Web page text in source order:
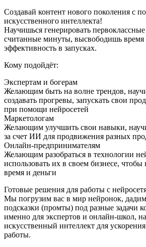
Создавай контент нового поколения с
искусственного интеллекта!
Научишься генерировать первоклассные
считанные минуты, высвободишь
эффективность в запусках.
Кому подойдёт:
Экспертам и богерам
Желающим быть на волне трендов,
создавать прогревы, запускать свои
при помощи нейросетей
Маркетологам
Желающим улучшить свои навыки,
за счет ИИ для продвижения разных
Онлайн-предпринимателям
Желающим разобраться в технологии
использовать их в своем бизнесе, чтобы
время и деньги
Готовые решения для работы с
Мы погрузим вас в мир нейронок,
подсказки (промты) под разные задачи
именно для экспертов и онлайн-школ,
искусственный интеллект для
работы.